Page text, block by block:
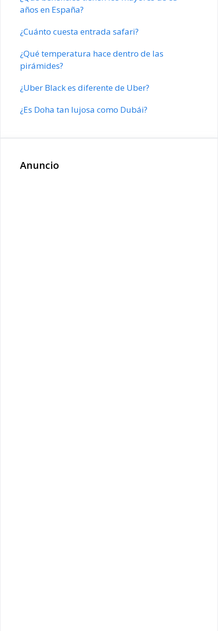
años en España?
¿Cuánto cuesta entrada safari?
¿Qué temperatura hace dentro de las
pirámides?
¿Uber Black es diferente de Uber?
¿Es Doha tan lujosa como Dubái?
Anuncio